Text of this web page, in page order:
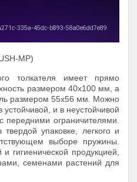
МP)
толкателя имеет прямо
размером 40х100 мм, а
размером 55х56 мм. Можно
устойчивой, и в неустойчивой
передними ограничителями.
упаковке, легкого и
выборе пружины.
гигиенической продукцией,
семенами растений для